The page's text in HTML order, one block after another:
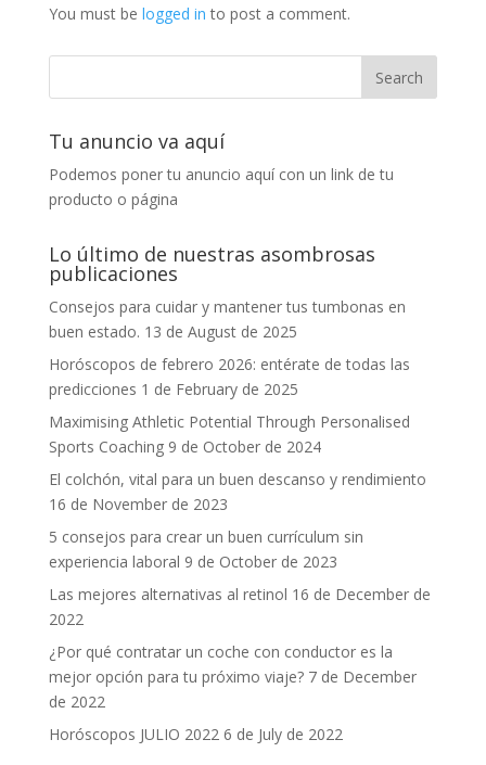
You must be logged in to post a comment.
Tu anuncio va aquí
Podemos poner tu anuncio aquí con un link de tu
producto o página
Lo último de nuestras asombrosas
publicaciones
Consejos para cuidar y mantener tus tumbonas en
buen estado. 13 de August de 2025
Horóscopos de febrero 2026: entérate de todas las
predicciones 1 de February de 2025
Maximising Athletic Potential Through Personalised
Sports Coaching 9 de October de 2024
El colchón, vital para un buen descanso y rendimiento
16 de November de 2023
5 consejos para crear un buen currículum sin
experiencia laboral 9 de October de 2023
Las mejores alternativas al retinol 16 de December de
2022
¿Por qué contratar un coche con conductor es la
mejor opción para tu próximo viaje? 7 de December
de 2022
Horóscopos JULIO 2022 6 de July de 2022